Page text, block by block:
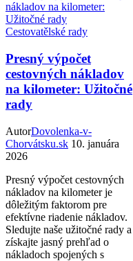
Cestovatělské rady
Presný výpočet
cestovných nákladov
na kilometer: Užitočné
rady
AutorDovolenka-v-
Chorvátsku.sk 10. januára
2026
Presný výpočet cestovných
nákladov na kilometer je
dôležitým faktorom pre
efektívne riadenie nákladov.
Sledujte naše užitočné rady a
získajte jasný prehľad o
nákladoch spojených s